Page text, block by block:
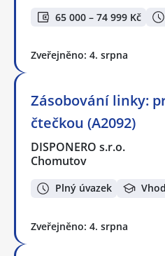
65 000 – 74 999 Kč
Zveřejněno: 4. srpna
Zásobování linky:
čtečkou (A2092)
DISPONERO s.r.o.
Chomutov
Plný úvazek
Zveřejněno: 4. srpna